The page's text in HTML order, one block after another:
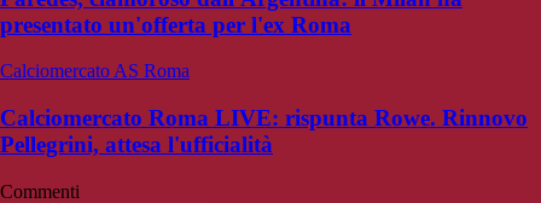
presentato un'offerta per l'ex Roma
Calciomercato AS Roma
Calciomercato Roma LIVE: rispunta Rowe. Rinnovo
Pellegrini, attesa l'ufficialità
Commenti